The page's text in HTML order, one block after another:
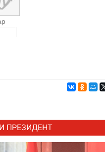
ПРЕЗИДЕНТ